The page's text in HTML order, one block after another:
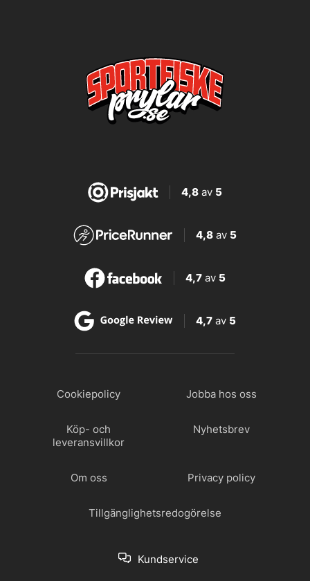
4,8av 5
4,8 av 5
4,7 av 5
4,7 av 5
Cookiepolicy Jobba hos oss
Köp- och
leveransvillkor
Nyhetsbrev
Om oss Privacy policy
Tillgänglighetsredogörelse
Kundservice